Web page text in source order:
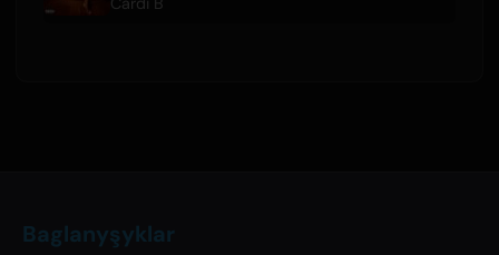
Baglanyşyklar